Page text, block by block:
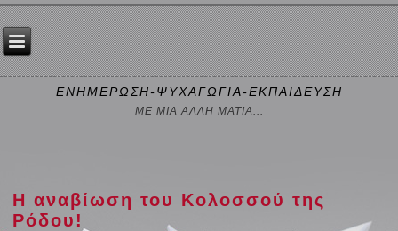
ΕΝΗΜΕΡΩΣΗ-ΨΥΧΑΓΩΓΙΑ-ΕΚΠΑΙΔΕΥΣΗ
ΜΕ ΜΙΑ ΑΛΛΗ ΜΑΤΙΑ...
Η αναβίωση του Κολοσσού της
Ρόδου!